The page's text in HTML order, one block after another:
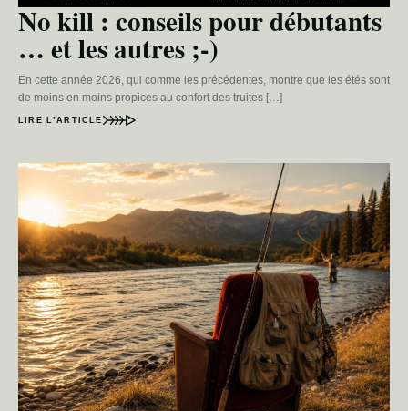
No kill : conseils pour débutants
… et les autres ;-)
En cette année 2026, qui comme les précédentes, montre que les étés sont
de moins en moins propices au confort des truites […]
LIRE L’ARTICLE